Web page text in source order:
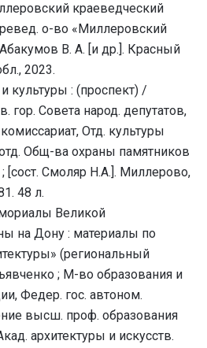
краеведческий
о-во «Миллеровский
В. А. [и др.]. Красный
2023.
культуры : (проспект) /
гор. Совета народ. депутатов,
Отд. культуры
Общ-ва охраны памятников
[сост. Смоляр Н.А.]. Миллерово,
48 л.
Великой
на Дону : материалы по
(региональный
; М-во образования и
Федер. гос. автоном.
высш. проф. образования
архитектуры и искусств.